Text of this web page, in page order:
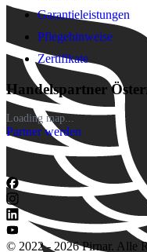
Garantieleistungen
Pflegehinweise
Zertifikate
Handelspartner
Loading map...
Partner werden
© 2022 - 2026 Pirnar. Alle